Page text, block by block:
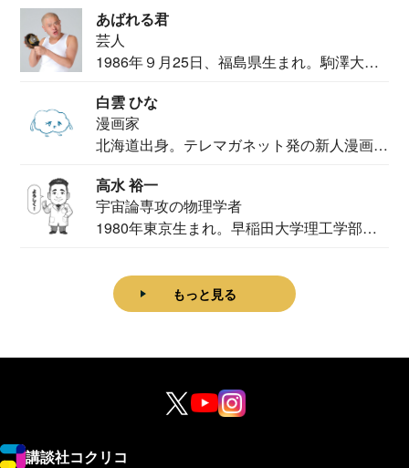
あばれる君
芸人
1986年９月25日、福島県生まれ。駒澤大学
白雲 ひな
漫画家
北海道出身。テレマガネット発の新人漫画
高水 裕一
宇宙論専攻の物理学者
1980年東京生まれ。早稲田大学理工学部物
もっと見る
講談社コクリコ